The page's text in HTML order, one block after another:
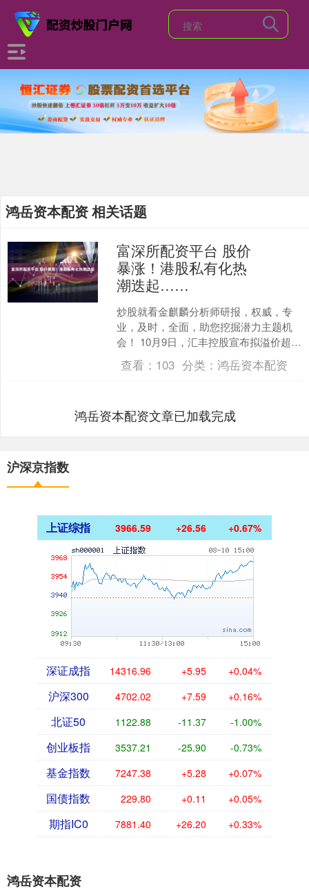
鸿岳资本配资 相关话题
富深所配资平台 股价
暴涨！港股私有化热
潮迭起……
炒股就看金麒麟分析师研报，权威，专
业，及时，全面，助您挖掘潜力主题机
会！ 10月9日，汇丰控股宣布拟溢价超
30%私有化恒生银行，当日恒生银行股价
应声暴涨25.8....
查看： 103 分类： 鸿岳资本配资
鸿岳资本配资文章已加载完成
沪深京指数
上证综指 3966.59 +26.56 +0.67%
深证成指 14316.96 +5.95 +0.04%
沪深300 4702.02 +7.59 +0.16%
北证50 1122.88 -11.37 -1.00%
创业板指 3537.21 -25.90 -0.73%
基金指数 7247.38 +5.28 +0.07%
国债指数 229.80 +0.11 +0.05%
期指IC0 7881.40 +26.20 +0.33%
鸿岳资本配资